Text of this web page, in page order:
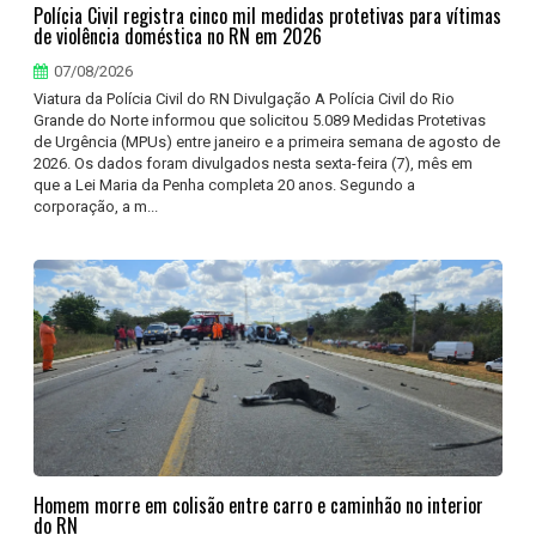
Polícia Civil registra cinco mil medidas protetivas para vítimas
de violência doméstica no RN em 2026
07/08/2026
Viatura da Polícia Civil do RN Divulgação A Polícia Civil do Rio
Grande do Norte informou que solicitou 5.089 Medidas Protetivas
de Urgência (MPUs) entre janeiro e a primeira semana de agosto de
2026. Os dados foram divulgados nesta sexta-feira (7), mês em
que a Lei Maria da Penha completa 20 anos. Segundo a
corporação, a m...
Homem morre em colisão entre carro e caminhão no interior
do RN